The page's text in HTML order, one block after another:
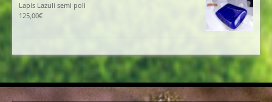
Lapis Lazuli semi poli
125,00€